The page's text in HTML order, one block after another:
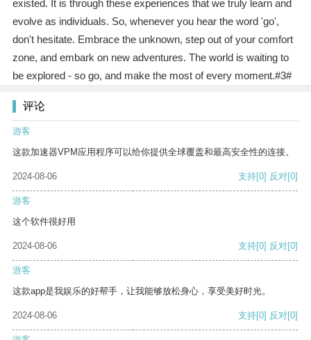
existed. It is through these experiences that we truly learn and
evolve as individuals. So, whenever you hear the word 'go',
don't hesitate. Embrace the unknown, step out of your comfort
zone, and embark on new adventures. The world is waiting to
be explored - so go, and make the most of every moment.#3#
评论
游客
这款加速器VPM应用程序可以给你提供全球覆盖和最高安全性的连接。
2024-08-06 支持[0] 反对[0]
游客
这个软件很好用
2024-08-06 支持[0] 反对[0]
游客
这款app是我娱乐的好帮手，让我能够放松身心，享受美好时光。
2024-08-06 支持[0] 反对[0]